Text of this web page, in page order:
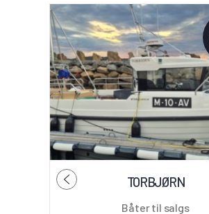
TORBJØRN
Båter til salgs